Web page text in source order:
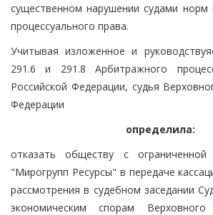
существенном нарушении судами норм
процессуального права.
Учитывая изложенное и
291.6 и 291.8 Арбитражного
Российской Федерации, судья
Федерации
определила:
отказать обществу с ограниченной
"Мирогрупп Ресурсы" в передаче
рассмотрения в судебном заседании
экономическим спорам